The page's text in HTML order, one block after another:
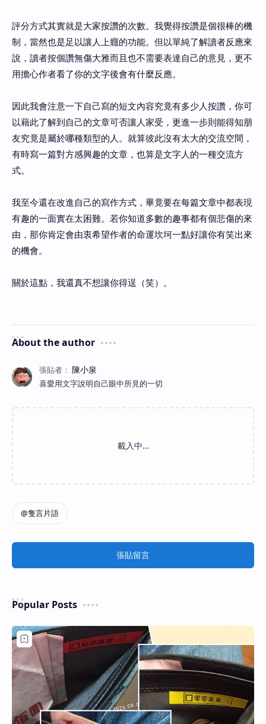
評分方式其實就是大家按讚的次數。我覺得按讚是個很棒的機
制，當然也是足以讓人上癮的功能。但以單純了解讀者反應來
說，讀者按個讚無傷大雅而且也不需要表達自己的意見，更不
用擔心作者看了你的文字後會有什麼反應。
因此我會注意一下自己寫的短文內容究竟有多少人按讚，你可
以藉此了解到自己的文章可否讓人家受，更進一步則能得知朋
友究竟是屬於哪種類型的人。就算彼此沒有太大的交流空間，
有時寫一篇對方感興趣的文章，也算是文字人的一種交流方
式。
我至今還在改進自己的寫作方式，畢竟要在每篇文章中都表現
有趣的一面實在太困難。若你知道多數的趣事都有個悲傷的來
由，那你肯定會由衷希望作者的命運坎坷一點好讓你有笑出來
的機會。
關於這點，我還真不想讓你得逞（笑）。
About the author
喜愛用文字說明自己眼中所見的一切
張貼留言
Popular Posts